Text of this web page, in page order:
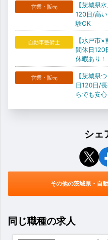
営業・販売
【茨城県
120日/高
験OK
自動車整備士
【水戸市
間休日120
休暇あり！
営業・販売
【茨城県
日120日/
らでも安心
シェ
その他の茨城県・自
同じ職種の求人